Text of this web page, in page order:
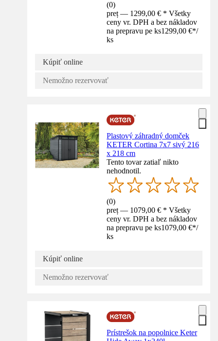
(0)
preț — 1299,00 € * Všetky
ceny vr. DPH a bez nákladov
na prepravu pe ks1299,00 €*/
ks
Kúpiť online
Nemožno rezervovať
Plastový záhradný domček
KETER Cortina 7x7 sivý 216
x 218 cm
Tento tovar zatiaľ nikto
nehodnotil.
(0)
preț — 1079,00 € * Všetky
ceny vr. DPH a bez nákladov
na prepravu pe ks1079,00 €*/
ks
Kúpiť online
Nemožno rezervovať
Prístrešok na popolnice Keter